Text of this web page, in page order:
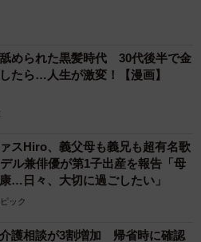
められた黒髪時代 30代後半で金
たら…人生が激変！【漫画】
スHiro、義父母も義兄も超有名歌
ル兼俳優が第1子出産を報告「母
…日々、大切に過ごしたい」
ック
護相談が3割増加 帰省時に確認